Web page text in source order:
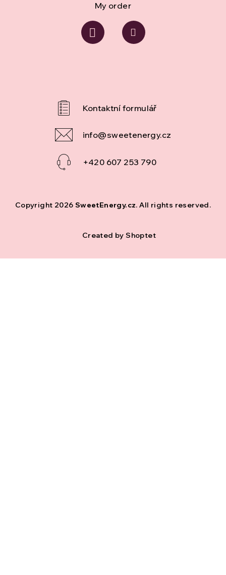
My order
info@sweetenergy.cz
+420 607 253 790
Copyright 2026 SweetEnergy.cz. All rights reserved.
Created by Shoptet